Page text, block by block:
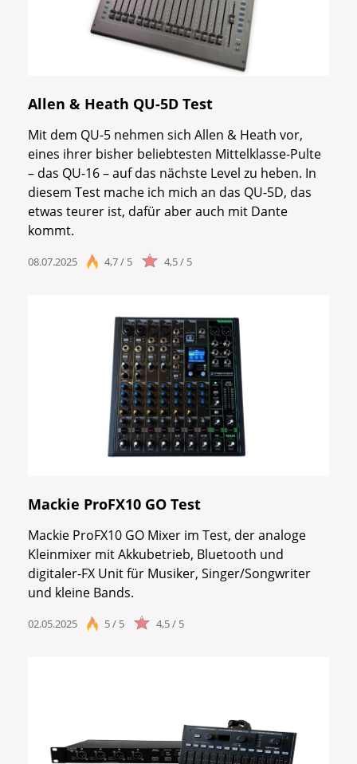
Allen & Heath QU-5D Test
Mit dem QU-5 nehmen sich Allen & Heath vor,
eines ihrer bisher beliebtesten Mittelklasse-Pulte
– das QU-16 – auf das nächste Level zu heben. In
diesem Test mache ich mich an das QU-5D, das
etwas teurer ist, dafür aber auch mit Dante
kommt.
08.07.2025 4,7 / 5 4,5 / 5
Mackie ProFX10 GO Test
Mackie ProFX10 GO Mixer im Test, der analoge
Kleinmixer mit Akkubetrieb, Bluetooth und
digitaler-FX Unit für Musiker, Singer/Songwriter
und kleine Bands.
02.05.2025 5 / 5 4,5 / 5